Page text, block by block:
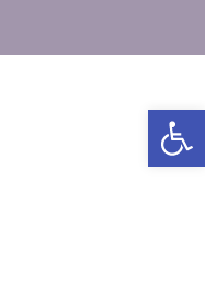
פתח סרגל נגישות